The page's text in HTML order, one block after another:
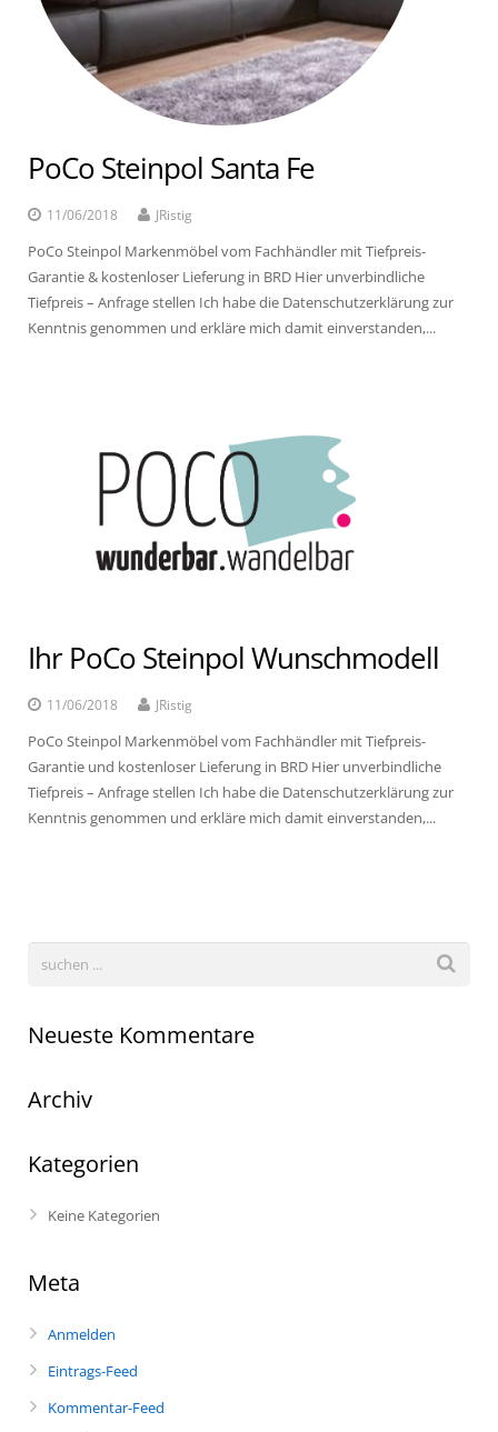
PoCo Steinpol Santa Fe
11/06/2018 JRistig
PoCo Steinpol Markenmöbel vom Fachhändler mit Tiefpreis-
Garantie & kostenloser Lieferung in BRD Hier unverbindliche
Tiefpreis – Anfrage stellen Ich habe die Datenschutzerklärung zur
Kenntnis genommen und erkläre mich damit einverstanden,...
Ihr PoCo Steinpol Wunschmodell
11/06/2018 JRistig
PoCo Steinpol Markenmöbel vom Fachhändler mit Tiefpreis-
Garantie und kostenloser Lieferung in BRD Hier unverbindliche
Tiefpreis – Anfrage stellen Ich habe die Datenschutzerklärung zur
Kenntnis genommen und erkläre mich damit einverstanden,...
Neueste Kommentare
Archiv
Kategorien
Keine Kategorien
Meta
Anmelden
Eintrags-Feed
Kommentar-Feed